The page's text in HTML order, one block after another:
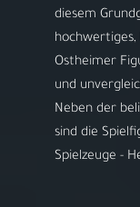
diesem
hochwertiges,
Ostheimer
und
​Neben der
sind die
Spielzeuge -